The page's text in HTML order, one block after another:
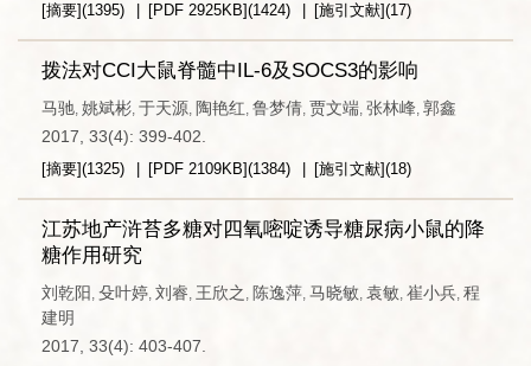
[摘要](1395) [PDF 2925KB](1424) [施引文献](17)
拨法对CCI大鼠脊髓中IL-6及SOCS3的影响
马驰, 姚斌彬, 于天源, 陶艳红, 鲁梦倩, 贾文端, 张林峰, 郭鑫
2017, 33(4): 399-402.
[摘要](1325) [PDF 2109KB](1384) [施引文献](18)
江苏地产浒苔多糖对四氧嘧啶诱导糖尿病小鼠的降
糖作用研究
刘乾阳, 殳叶婷, 刘睿, 王欣之 , 陈逸萍, 马晓敏, 袁敏, 崔小兵, 程
建明
2017, 33(4): 403-407.